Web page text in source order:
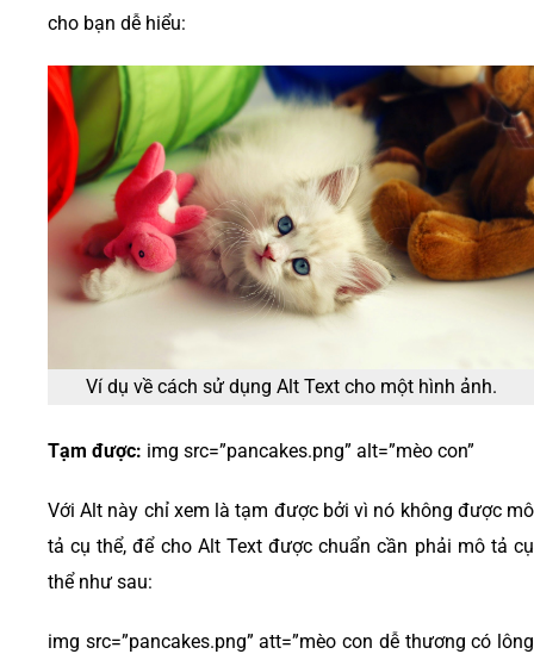
cho bạn dễ hiểu:
Ví dụ về cách sử dụng Alt Text cho một hình ảnh.
Tạm được: img src=”pancakes.png” alt=”mèo con”
Với Alt này chỉ xem là tạm được bởi vì nó không được mô
tả cụ thể, để cho Alt Text được chuẩn cần phải mô tả cụ
thể như sau:
img src=”pancakes.png” att=”mèo con dễ thương có lông